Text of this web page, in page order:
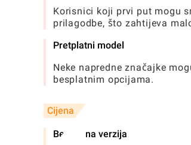
Korisnici koji prvi put mogu
prilagodbe, što zahtijeva
Pretplatni model
Neke napredne značajke
besplatnim opcijama.
Cijena
Besplatna verzija